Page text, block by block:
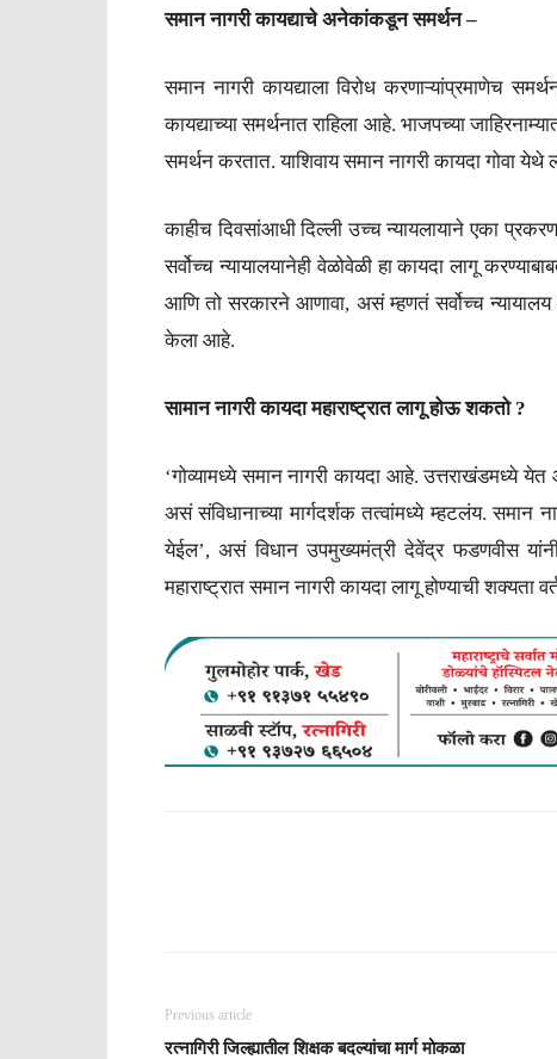
समान नागरी कायद्याचे अनेकांकडून समर्थन –
समान नागरी कायद्याला विरोध करणाऱ्यांप्रमाणेच
कायद्याच्या समर्थनात राहिला आहे. भाजपच्या
समर्थन करतात. याशिवाय समान नागरी कायदा गोवा
काहीच दिवसांआधी दिल्ली उच्च न्यायलायाने एका
सर्वोच्च न्यायालयानेही वेळोवेळी हा कायदा लागू
आणि तो सरकारने आणावा, असं म्हणतं सर्वोच्च न्यायालय
केला आहे.
सामान नागरी कायदा महाराष्ट्रात लागू होऊ शकतो ?
‘गोव्यामध्ये समान नागरी कायदा आहे. उत्तराखंडमध्ये
असं संविधानाच्या मार्गदर्शक तत्वांमध्ये म्हटलंय.
येईल’, असं विधान उपमुख्यमंत्री देवेंद्र फडणवीस
महाराष्ट्रात समान नागरी कायदा लागू होण्याची शक्यता
Previous article
रत्नागिरी जिल्ह्यातील शिक्षक बदल्यांचा मार्ग मोकळा